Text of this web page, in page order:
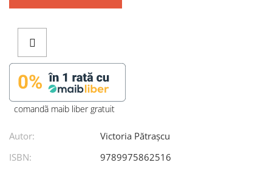
comandã maib liber gratuit
Autor:
Victoria Pătrașcu
ISBN:
9789975862516